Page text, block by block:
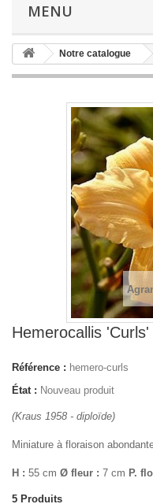
MENU
Notre catalogue
Hemerocallis 'Curls'
Référence : hemero-curls
État : Nouveau produit
(Kraus 1958 - diploïde)
Miniature à floraison
H : 55 cm Ø fleur : 7 cm P.
5 Produits